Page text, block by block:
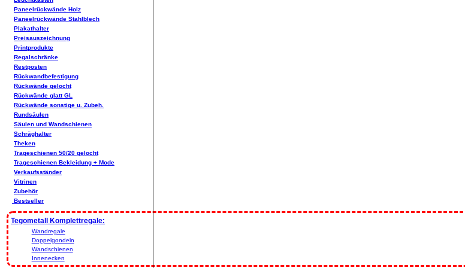
Paneelrückwände Holz
Paneelrückwände Stahlblech
Plakathalter
Preisauszeichnung
Printprodukte
Regalschränke
Restposten
Rückwandbefestigung
Rückwände gelocht
Rückwände glatt GL
Rückwände sonstige u. Zubeh.
Rundsäulen
Säulen und Wandschienen
Schräghalter
Theken
Trageschienen 50/20 gelocht
Trageschienen Bekleidung + Mode
Verkaufsständer
Vitrinen
Zubehör
Bestseller
Tegometall Komplettregale:
Wandregale
Doppelgondeln
Wandschienen
Innenecken